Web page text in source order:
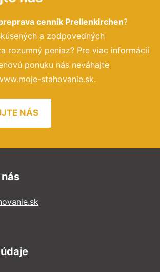
cenník Prellenkirchen?
a zodpovedných
rozumný peniaz? Pre viac informácií
ponuku nás neváhajte
stahovanie.sk.
NÁS